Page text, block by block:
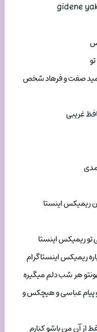
صفت و فرهاد شخص
غریبی
ریمیکس اینستا
ریمیکس اینستا
ریمیکس اینستاگرام
هر شب دلم میگیره
پیام عباسی و هیچکس و
از آن من باشو کنارم